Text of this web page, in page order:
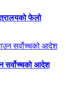
फेलो
सर्वोच्चको आदेश